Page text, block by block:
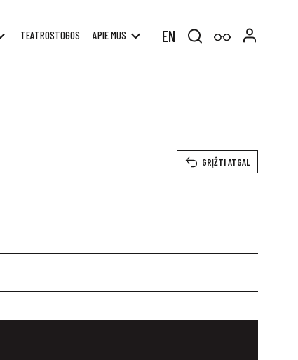
TEATROSTOGOS APIE MUS EN
GRĮŽTI ATGAL